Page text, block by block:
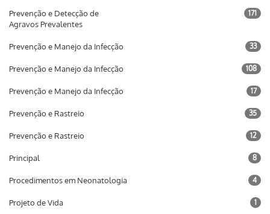
Prevenção e Detecção de
Agravos Prevalentes
171
Prevenção e Manejo da Infecção 33
Prevenção e Manejo da Infecção 108
Prevenção e Manejo da Infecção 17
Prevenção e Rastreio 35
Prevenção e Rastreio 12
Principal 8
Procedimentos em Neonatologia 4
Projeto de Vida 1